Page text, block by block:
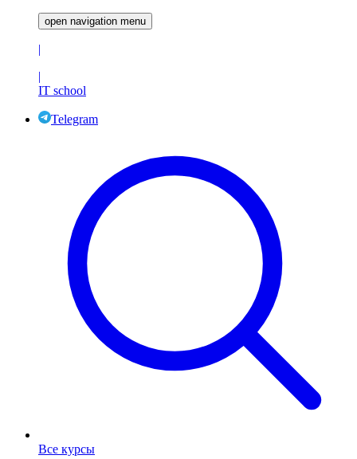
open navigation menu
|
|
IT school
Telegram
Все курсы